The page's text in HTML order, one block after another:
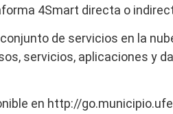
4Smart directa o
de servicios en la
servicios, aplicaciones y
en http://